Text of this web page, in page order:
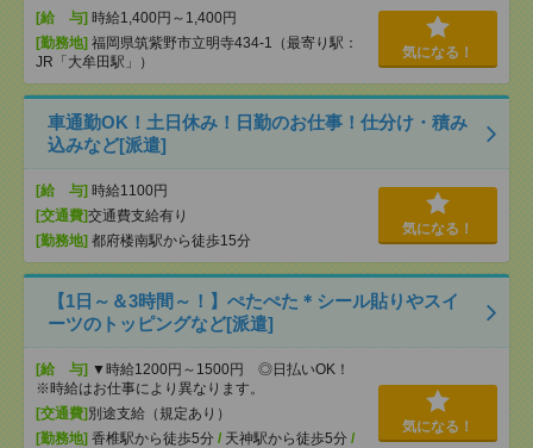
[給 与] 時給1,400円～1,400円
[勤務地] 福岡県筑紫野市立明寺434-1（最寄り駅：
JR「大牟田駅」）
気になる！
車通勤OK！土日休み！日勤のお仕事！仕分け・積み
込みなど[派遣]
[給 与] 時給1100円
[交通費]交通費支給有り
[勤務地] 都府楼南駅から徒歩15分
気になる！
【1日～＆3時間～！】ぺたぺた＊シール貼りやスイ
ーツのトッピングなど[派遣]
[給 与] ▼時給1200円～1500円 ◎日払いOK！
※時給はお仕事により異なります。
[交通費] 別途支給（規定あり）
[勤務地] 香椎駅から徒歩5分 / 天神駅から徒歩5分 /
気になる！